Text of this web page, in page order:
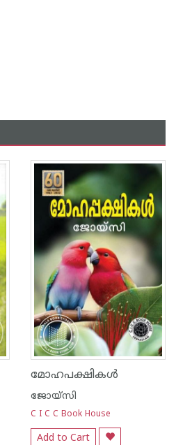
മോഹപക്ഷികള്‍
ജോയ്‌സി
C I C C Book House
Add to Cart